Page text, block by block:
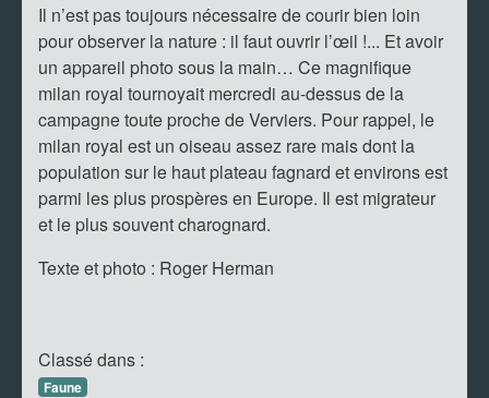
Il n’est pas toujours nécessaire de courir bien loin
pour observer la nature : il faut ouvrir l’œil !... Et avoir
un appareil photo sous la main… Ce magnifique
milan royal tournoyait mercredi au-dessus de la
campagne toute proche de Verviers. Pour rappel, le
milan royal est un oiseau assez rare mais dont la
population sur le haut plateau fagnard et environs est
parmi les plus prospères en Europe. Il est migrateur
et le plus souvent charognard.
Texte et photo : Roger Herman
Classé dans :
Faune